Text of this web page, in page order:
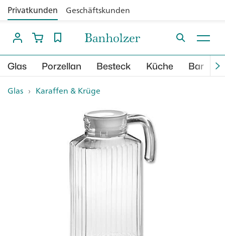
Privatkunden Geschäftskunden
Glas Porzellan Besteck Küche Bar
Glas › Karaffen & Krüge